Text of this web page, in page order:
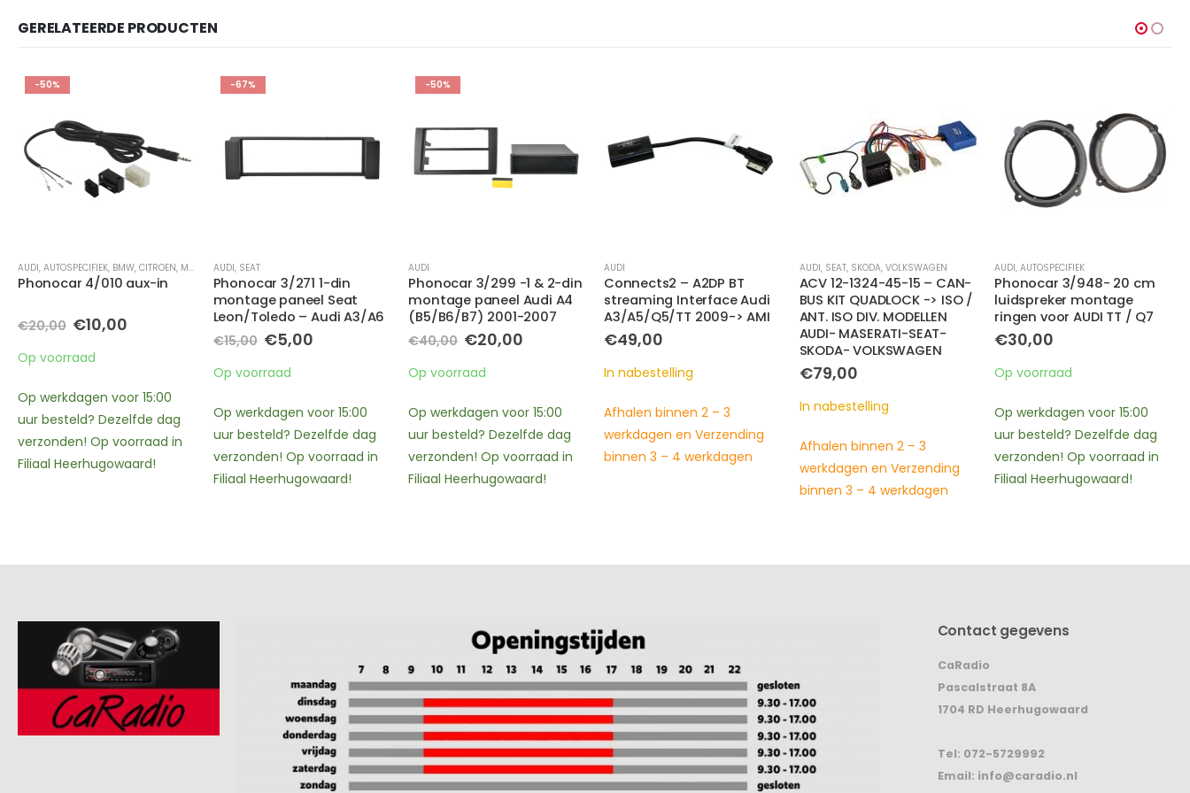
GERELATEERDE PRODUCTEN
,OPEL,PEUGEOT,SKODA, VOLKSWAGEN
-67%
AUDI,SEAT
Phonocar 3/271 1-din
Leon/Toledo – Audi A3/A6
Oorspronkelijke
prijs
€15,00. €5,00.
Op werkdagen voor 15:00
uur besteld? Dezelfde dag
verzonden! Op voorraad in
-50%
AUDI
Phonocar 3/299 -1 & 2-din
montage paneel Audi A4
(B5/B6/B7) 2001-2007
€40,00 Oorspronkelijke
was:
€20,00
Op voorraad
Op werkdagen voor 15:00
uur besteld? Dezelfde dag
verzonden! Op voorraad in
Filiaal Heerhugowaard!
AUDI
Connects2 – A2DP BT
streaming Interface Audi
A3/A5/Q5/TT 2009-> AMI
€49,00
In nabestelling
Afhalen binnen 2 – 3
werkdagen en Verzending
binnen 3 – 4 werkdagen
AUDI
ACV 12-1324-45-15 – CAN-
BUS KIT QUADLOCK -> ISO /
ANT. ISO DIV. MODELLEN
AUDI- MASERATI-SEAT-
SKODA- VOLKSWAGEN
€ 79,00
In nabestelling
Afhalen binnen 2 – 3
werkdagen en Verzending
AUDI, AUTOSPECIFIEK
Phonocar 3/948- 20 cm
luidspreker montage
ringen voor AUDI TT / Q7
€30,00
Op voorraad
Op werkdagen voor 15:00
Filiaal Heerhugowaard!
AUDI
Phonocar 3/917
luidspreker adaptor ring
voor AUDI A3 (2003-2012)
€15,00
Op voorraad
Op werkdagen voor 15:00
uur besteld? Dezelfde dag
verzonden! Op voorraad in
Filiaal Heerhugowaard!
Contact gegevens
CaRadio
Pascalstraat 8A
1704 RD Heerhugowaard
Tel: 072-5729992
Email: info@caradio.nl